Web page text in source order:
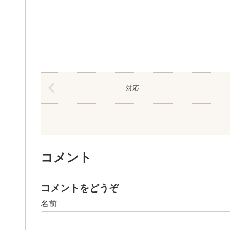
対応
コメント
コメントをどうぞ
名前